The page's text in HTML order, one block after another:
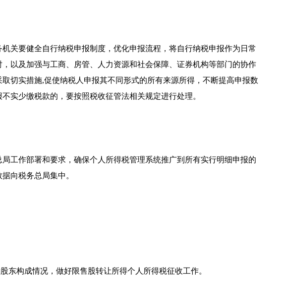
关要健全自行纳税申报制度，优化申报流程，将自行纳税申报作为日常
以及加强与工商、房管、人力资源和社会保障、证券机构等部门的协作
切实措施,促使纳税人申报其不同形式的所有来源所得，不断提高申报数
实少缴税款的，要按照税收征管法相关规定进行处理。
工作部署和要求，确保个人所得税管理系统推广到所有实行明细申报的
向税务总局集中。
构成情况，做好限售股转让所得个人所得税征收工作。